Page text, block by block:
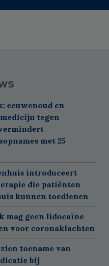
eeuwenoud en
tegen
met 25
introduceert
die patiënten
kunnen toedienen
mag geen lidocaïne
voor coronaklachten
toename van
bij